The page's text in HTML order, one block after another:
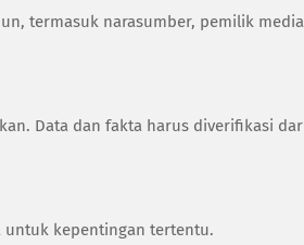
termasuk narasumber, pemilik
Data dan fakta harus diverifikasi
untuk kepentingan tertentu.